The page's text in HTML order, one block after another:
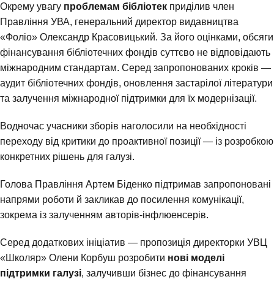
Окрему увагу проблемам бібліотек приділив член
Правління УВА, генеральний директор видавництва
«Фоліо» Олександр Красовицький. За його оцінками, обсяги
фінансування бібліотечних фондів суттєво не відповідають
міжнародним стандартам. Серед запропонованих кроків —
аудит бібліотечних фондів, оновлення застарілої літератури
та залучення міжнародної підтримки для їх модернізації.
Водночас учасники зборів наголосили на необхідності
переходу від критики до проактивної позиції — із розробкою
конкретних рішень для галузі.
Голова Правління Артем Біденко підтримав запропоновані
напрями роботи й закликав до посилення комунікації,
зокрема із залученням авторів-інфлюенсерів.
Серед додаткових ініціатив — пропозиція директорки УВЦ
«Школяр» Олени Корбуш розробити нові моделі
підтримки галузі, залучивши бізнес до фінансування